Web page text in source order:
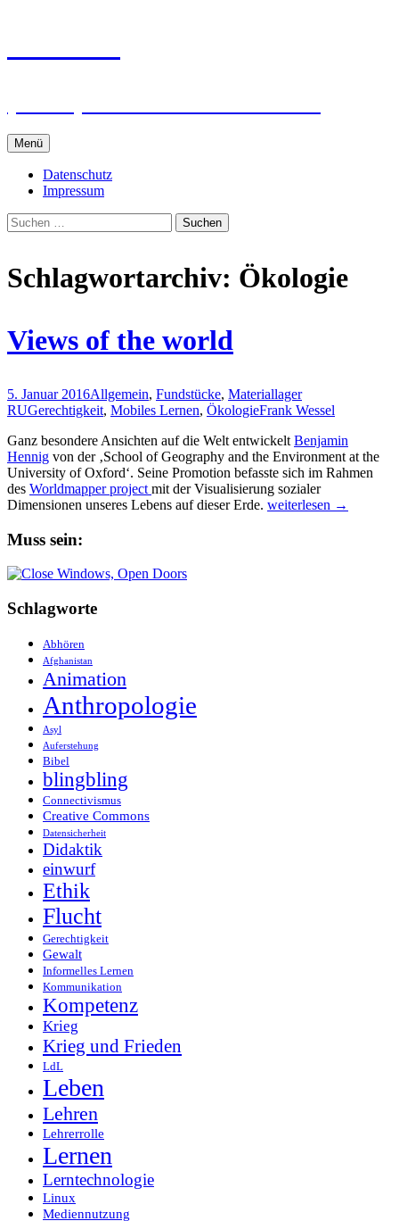
Menü
Datenschutz
Impressum
Suchen
nach:
Schlagwortarchiv: Ökologie
Views of the world
5. Januar 2016Allgemein, Fundstücke, Materiallager
RUGerechtigkeit, Mobiles Lernen, ÖkologieFrank Wessel
Ganz besondere Ansichten auf die Welt entwickelt Benjamin
Hennig von der ‚School of Geography and the Environment at the
University of Oxford‘. Seine Promotion befasste sich im Rahmen
des Worldmapper project mit der Visualisierung sozialer
Dimensionen unseres Lebens auf dieser Erde. Views
weiterlesen →
Muss sein:
Schlagworte
Abhören
Afghanistan
Animation
Anthropologie
Asyl
Auferstehung
Bibel
blingbling
Connectivismus
Creative Commons
Datensicherheit
Didaktik
einwurf
Ethik
Flucht
Gerechtigkeit
Gewalt
Informelles Lernen
Kommunikation
Kompetenz
Krieg
Krieg und Frieden
LdL
Leben
Lehren
Lehrerrolle
Lernen
Lerntechnologie
Linux
Mediennutzung